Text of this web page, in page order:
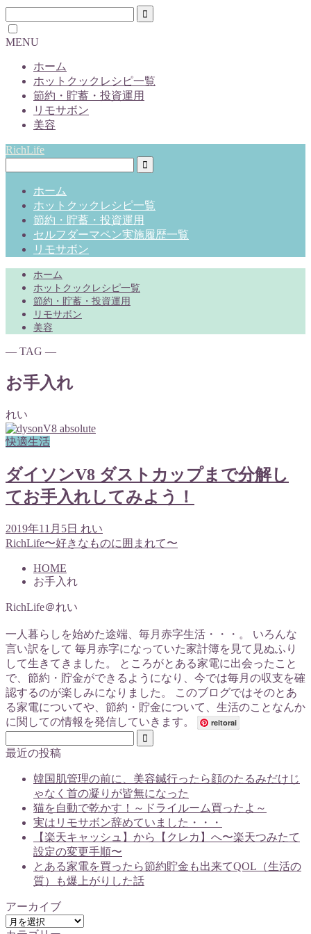
MENU
ホーム
ホットクックレシピ一覧
節約・貯蓄・投資運用
リモサボン
美容
RichLife
ホーム
ホットクックレシピ一覧
節約・貯蓄・投資運用
セルフダーマペン実施履歴一覧
リモサボン
ホーム
ホットクックレシピ一覧
節約・貯蓄・投資運用
リモサボン
美容
― TAG ―
お手入れ
れい
快適生活
ダイソンV8 ダストカップまで分解し
てお手入れしてみよう！
2019年11月5日 れい
RichLife〜好きなものに囲まれて〜
HOME
お手入れ
RichLife＠れい
一人暮らしを始めた途端、毎月赤字生活・・・。 いろんな
言い訳をして 毎月赤字になっていた家計簿を見て見ぬふり
して生きてきました。 ところがとある家電に出会ったこと
で、節約・貯金ができるようになり、今では毎月の収支を確
認するのが楽しみになりました。 このブログではそのとあ
る家電についてや、節約・貯金について、生活のことなんか
に関しての情報を発信していきます。
reitorai
最近の投稿
韓国肌管理の前に、美容鍼行ったら顔のたるみだけじ
ゃなく首の凝りが皆無になった
猫を自動で乾かす！～ドライルーム買ったよ～
実はリモサボン辞めていました・・・
【楽天キャッシュ】から【クレカ】へ〜楽天つみたて
設定の変更手順〜
とある家電を買ったら節約貯金も出来てQOL（生活の
質）も爆上がりした話
アーカイブ
ア